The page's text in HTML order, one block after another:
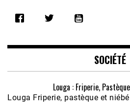
RSS FEED
EMBED
SOCIÉTÉ
Louga : Friperie,
Louga Friperie, pastèque et